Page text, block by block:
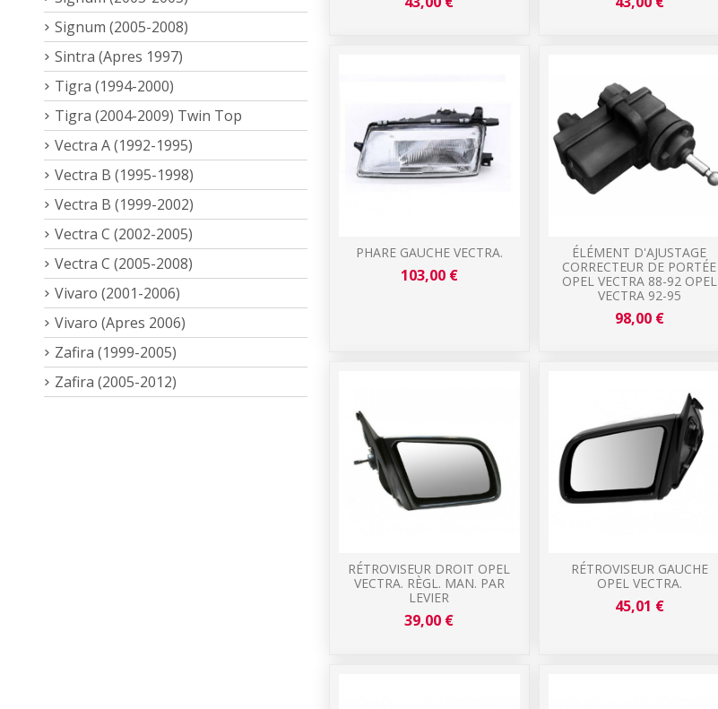
PHARE GAUCHE VECTRA.
103,00 €
ÉLÉMENT D'AJUSTAGE
CORRECTEUR DE PORTÉE
OPEL VECTRA 88-92 OPEL
VECTRA 92-95
98,00 €
RÉTROVISEUR DROIT OPEL
VECTRA. RÈGL. MAN. PAR
LEVIER
39,00 €
RÉTROVISEUR GAUCHE
OPEL VECTRA.
45,01 €
Signum (2005-2008)
Sintra (Apres 1997)
Tigra (1994-2000)
Tigra (2004-2009) Twin Top
Vectra A (1992-1995)
Vectra B (1995-1998)
Vectra B (1999-2002)
Vectra C (2002-2005)
Vectra C (2005-2008)
Vivaro (2001-2006)
Vivaro (Apres 2006)
Zafira (1999-2005)
Zafira (2005-2012)